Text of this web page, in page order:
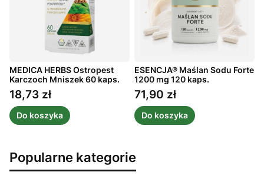
MEDICA HERBS Ostropest
Karczoch Mniszek 60 kaps.
Cena
18,73 zł
Do koszyka
ESENCJA® Maślan Sodu Forte
1200 mg 120 kaps.
Cena
71,90 zł
Do koszyka
Popularne kategorie